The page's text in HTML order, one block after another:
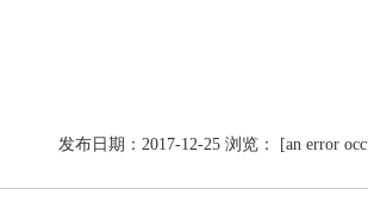
发布日期：2017-12-25 浏览： [an error